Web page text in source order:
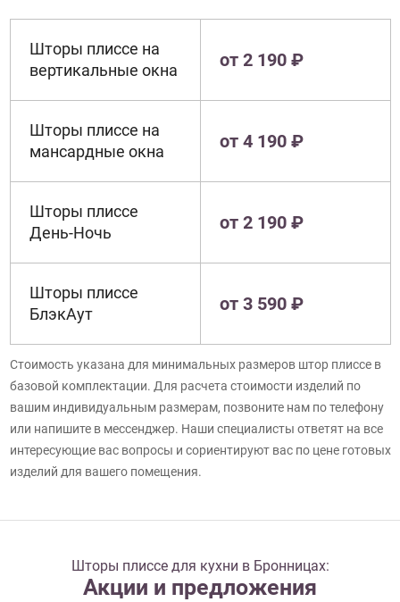
Шторы плиссе на
вертикальные окна
от 2 190 ₽
Шторы плиссе на
мансардные окна
от 4 190 ₽
Шторы плиссе
День-Ночь
от 2 190 ₽
Шторы плиссе
БлэкАут
от 3 590 ₽
Стоимость указана для минимальных размеров штор плиссе в
базовой комплектации. Для расчета стоимости изделий по
вашим индивидуальным размерам, позвоните нам по телефону
или напишите в мессенджер. Наши специалисты ответят на все
интересующие вас вопросы и сориентируют вас по цене готовых
изделий для вашего помещения.
Шторы плиссе для кухни в Бронницах:
Акции и предложения